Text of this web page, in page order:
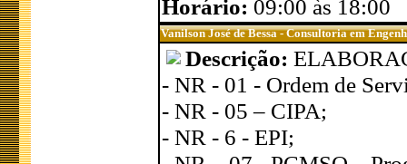
Horário: 09:00 às 18:00
Vanilson José de Bessa - Consultoria em
Descrição:
- NR - 01 - Ordem de
- NR - 05 – CIPA;
- NR - 6 - EPI;